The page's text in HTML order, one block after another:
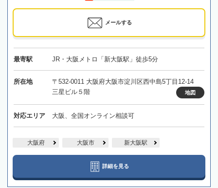
メールする
最寄駅 JR・大阪メトロ「新大阪駅」徒歩5分
所在地
〒532-0011 大阪府大阪市淀川区西中島5丁目12-14
三星ビル５階
地図
対応エリア 大阪、全国オンライン相談可
大阪府 大阪市 新大阪駅
詳細を見る